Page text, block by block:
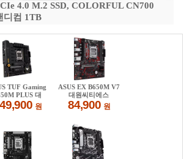
4.0 M.2 SSD, COLORFUL CN700
디컴 1TB